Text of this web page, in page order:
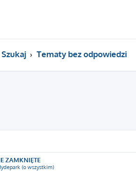
Szukaj Tematy bez odpowiedzi
ZAMKNIĘTE
(o wszystkim)